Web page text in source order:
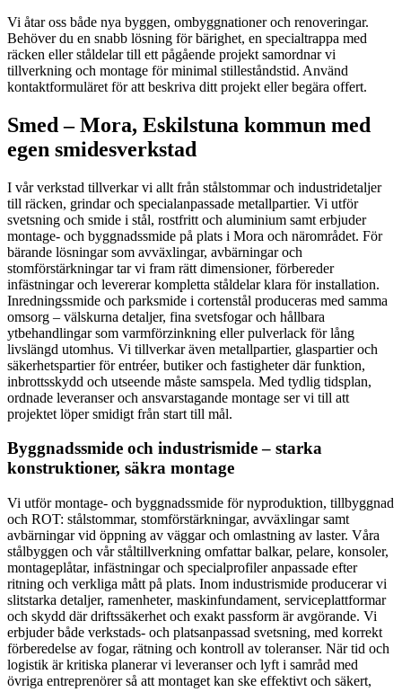
Vi åtar oss både nya byggen, ombyggnationer och renoveringar.
Behöver du en snabb lösning för bärighet, en specialtrappa med
räcken eller ståldelar till ett pågående projekt samordnar vi
tillverkning och montage för minimal stilleståndstid. Använd
kontaktformuläret för att beskriva ditt projekt eller begära offert.
Smed – Mora, Eskilstuna kommun med
egen smidesverkstad
I vår verkstad tillverkar vi allt från stålstommar och industridetaljer
till räcken, grindar och specialanpassade metallpartier. Vi utför
svetsning och smide i stål, rostfritt och aluminium samt erbjuder
montage- och byggnadssmide på plats i Mora och närområdet. För
bärande lösningar som avväxlingar, avbärningar och
stomförstärkningar tar vi fram rätt dimensioner, förbereder
infästningar och levererar kompletta ståldelar klara för installation.
Inredningssmide och parksmide i cortenstål produceras med samma
omsorg – välskurna detaljer, fina svetsfogar och hållbara
ytbehandlingar som varmförzinkning eller pulverlack för lång
livslängd utomhus. Vi tillverkar även metallpartier, glaspartier och
säkerhetspartier för entréer, butiker och fastigheter där funktion,
inbrottsskydd och utseende måste samspela. Med tydlig tidsplan,
ordnade leveranser och ansvarstagande montage ser vi till att
projektet löper smidigt från start till mål.
Byggnadssmide och industrismide – starka
konstruktioner, säkra montage
Vi utför montage- och byggnadssmide för nyproduktion, tillbyggnad
och ROT: stålstommar, stomförstärkningar, avväxlingar samt
avbärningar vid öppning av väggar och omlastning av laster. Våra
stålbyggen och vår ståltillverkning omfattar balkar, pelare, konsoler,
montageplåtar, infästningar och specialprofiler anpassade efter
ritning och verkliga mått på plats. Inom industrismide producerar vi
slitstarka detaljer, ramenheter, maskinfundament, serviceplattformar
och skydd där driftssäkerhet och exakt passform är avgörande. Vi
erbjuder både verkstads- och platsanpassad svetsning, med korrekt
förberedelse av fogar, rätning och kontroll av toleranser. När tid och
logistik är kritiska planerar vi leveranser och lyft i samråd med
övriga entreprenörer så att montaget kan ske effektivt och säkert,